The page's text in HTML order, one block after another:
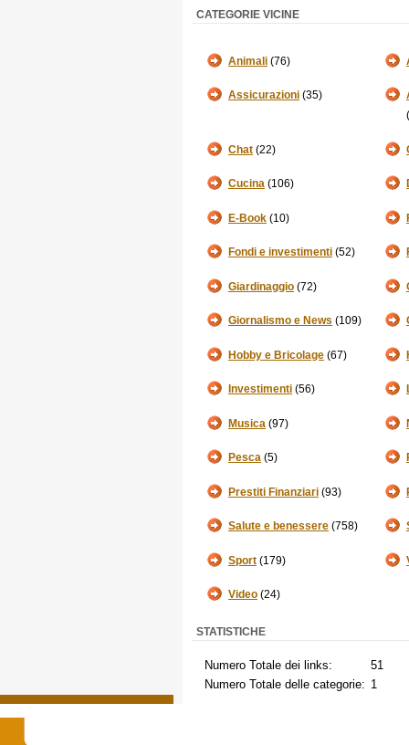
CATEGORIE VICINE
Animali (76)
Assicurazioni (35)
Chat (22)
Cucina (106)
E-Book (10)
Fondi e investimenti (52)
Giardinaggio (72)
Giornalismo e News (109)
Hobby e Bricolage (67)
Investimenti (56)
Musica (97)
Pesca (5)
Prestiti Finanziari (93)
Salute e benessere (758)
Sport (179)
Video (24)
STATISTICHE
Numero Totale dei links:
51
Numero Totale delle categorie: 1